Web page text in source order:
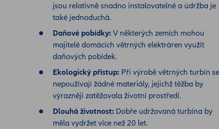
jsou relativně snadno instalovatelné a údržba je
také jednoduchá.
Daňové pobídky: V některých zemích mohou
majitelé domácích větrných elektráren využít
daňových pobídek.
Ekologický přístup: Při výrobě větrných turbín se
nepoužívají žádné materiály, jejichž těžba by
výrazněji zatěžovala životní prostředí.
Dlouhá životnost: Dobře udržovaná turbína by
měla vydržet více než 20 let.